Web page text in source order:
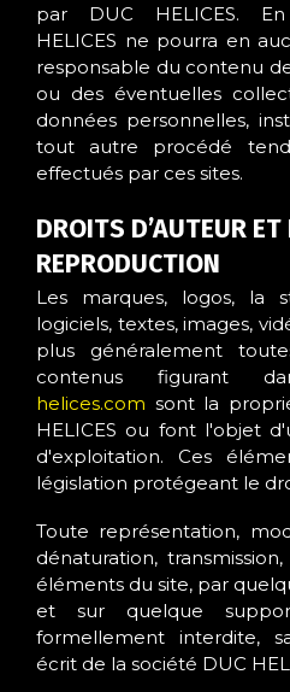
par DUC HELICES.
HELICES ne pourra en
responsable du contenu
ou des éventuelles
données personnelles,
tout autre procédé
effectués par ces sites.
DROITS D’AUTEUR ET
REPRODUCTION
Les marques, logos, la
logiciels, textes, images,
plus généralement
contenus figurant
helices.com sont la
HELICES ou font l'objet
d'exploitation. Ces
législation protégeant le
Toute représentation,
dénaturation,
éléments du site, par
et sur quelque
formellement interdite,
écrit de la société DUC